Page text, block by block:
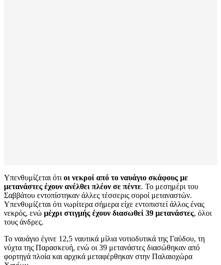
Υπενθυμίζεται ότι οι νεκροί από το ναυάγιο σκάφους με
μετανάστες έχουν ανέλθει πλέον σε πέντε. Το μεσημέρι του
Σαββάτου εντοπίστηκαν άλλες τέσσερις σοροί μεταναστών.
Υπενθυμίζεται ότι νωρίτερα σήμερα είχε εντοπιστεί άλλος ένας
νεκρός, ενώ μέχρι στιγμής έχουν διασωθεί 39 μετανάστες, όλοι
τους άνδρες.
Το ναυάγιο έγινε 12,5 ναυτικά μίλια νοτιοδυτικά της Γαύδου, τη
νύχτα της Παρασκευή, ενώ οι 39 μετανάστες διασώθηκαν από
φορτηγά πλοία και αρχικά μεταφέρθηκαν στην Παλαιοχώρα